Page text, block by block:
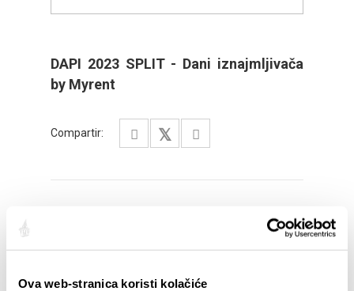
Ova web-stranica koristi kolačiće
DAPI 2023 SPLIT - Dani iznajmljivača
by Myrent
Compartir: